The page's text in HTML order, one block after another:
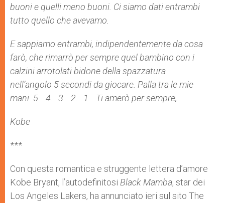
buoni e quelli meno buoni. Ci siamo dati entrambi
tutto quello che avevamo.
E sappiamo entrambi, indipendentemente da cosa
farò, che rimarrò per sempre quel bambino con i
calzini arrotolati bidone della spazzatura
nell’angolo 5 secondi da giocare. Palla tra le mie
mani. 5… 4… 3… 2… 1… Ti amerò per sempre,
Kobe
***
Con questa romantica e struggente lettera d’amore
Kobe Bryant, l’autodefinitosi Black Mamba, star dei
Los Angeles Lakers, ha annunciato ieri sul sito The